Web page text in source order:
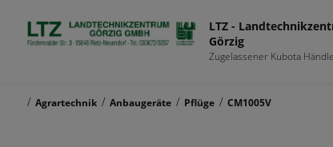
LTZ -
Görzig
Zugelassener Kubota
/ Agrartechnik / Anbaugeräte / Pflüge / CM1005V